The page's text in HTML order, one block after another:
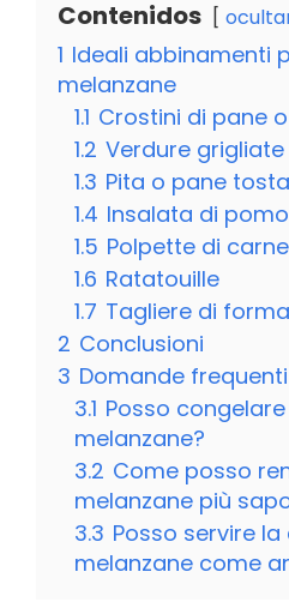
Contenidos
1 Ideali abbinamenti
melanzane
1.1 Crostini di pane
1.2 Verdure grigliate
1.3 Pita o pane
1.4 Insalata di
1.5 Polpette di
1.6 Ratatouille
1.7 Tagliere di
2 Conclusioni
3 Domande frequenti
3.1 Posso
melanzane?
3.2 Come posso
melanzane più
3.3 Posso servire
melanzane come